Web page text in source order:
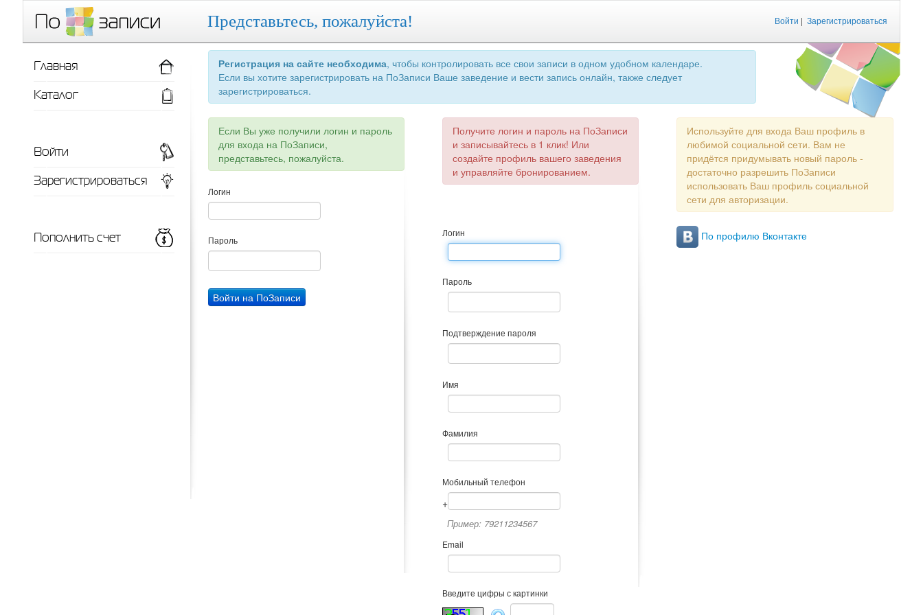
Войти | Зарегистрироваться
Представьтесь, пожалуйста!
Регистрация на сайте необходима, чтобы контролировать все свои записи в одном удобном календаре.
Если вы хотите зарегистрировать на ПоЗаписи Ваше заведение и вести запись онлайн, также следует
зарегистрироваться.
Если Вы уже получили логин и пароль
для входа на ПоЗаписи,
представьтесь, пожалуйста.
Логин
Пароль
Получите логин и пароль на ПоЗаписи
и записывайтесь в 1 клик! Или
создайте профиль вашего заведения
и управляйте бронированием.
Логин
Пароль
Подтверждение пароля
Имя
Фамилия
Мобильный телефон
+
Пример: 79211234567
Email
Введите цифры с картинки
Используйте для входа Ваш профиль в
любимой социальной сети. Вам не
придётся придумывать новый пароль -
достаточно разрешить ПоЗаписи
использовать Ваш профиль социальной
сети для авторизации.
По профилю Вконтакте
Главная
Каталог
Войти
Зарегистрироваться
Пополнить счет